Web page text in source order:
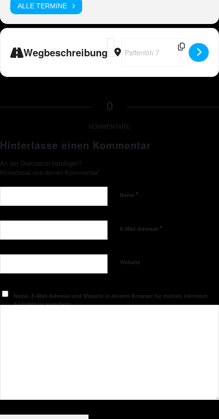
ALLE TERMINE
Wegbeschreibung
Address - 🇩🇪 Peter Wackel LIVE
Destination Address - 🇩🇪
0
KOMMENTARE
Hinterlasse einen Kommentar
An der Diskussion beteiligen?
Hinterlasse uns deinen Kommentar!
Name *
E-Mail-Adresse *
Website
Name, E-Mail-Adresse und Website in diesem Browser für meinen nächsten
Kommentar speichern.